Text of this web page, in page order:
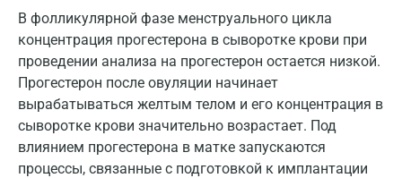
В фолликулярной фазе менструального цикла
концентрация прогестерона в сыворотке крови при
проведении анализа на прогестерон остается низкой.
Прогестерон после овуляции начинает
вырабатываться желтым телом и его концентрация в
сыворотке крови значительно возрастает. Под
влиянием прогестерона в матке запускаются
процессы, связанные с подготовкой к имплантации
Йошкар-Ола
Калининград
Калуга
Кемерово
Ковров